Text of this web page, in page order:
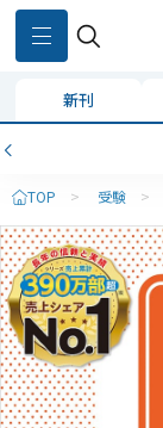
新刊
TOP > 受験 >